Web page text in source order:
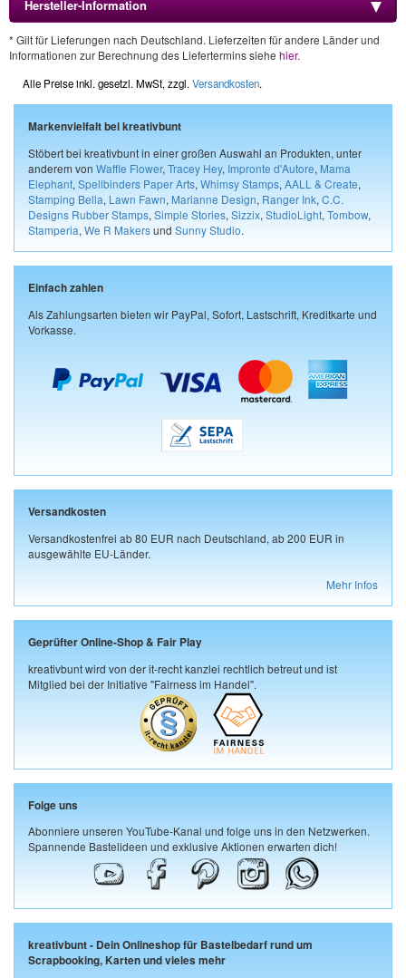
Hersteller-Information
* Gilt für Lieferungen nach Deutschland. Lieferzeiten für andere Länder und
Informationen zur Berechnung des Liefertermins siehe hier.
Alle Preise inkl. gesetzl. MwSt, zzgl. Versandkosten.
Markenvielfalt bei kreativbunt
Stöbert bei kreativbunt in einer großen Auswahl an Produkten, unter
anderem von Waffle Flower, Tracey Hey, Impronte d'Autore, Mama
Elephant, Spellbinders Paper Arts, Whimsy Stamps, AALL & Create,
Stamping Bella, Lawn Fawn, Marianne Design, Ranger Ink, C.C.
Designs Rubber Stamps, Simple Stories, Sizzix, StudioLight, Tombow,
Stamperia, We R Makersund Sunny Studio.
Einfach zahlen
Als Zahlungsarten bieten wir PayPal, Sofort, Lastschrift, Kreditkarte und
Vorkasse.
Versandkosten
Versandkostenfrei ab 80 EUR nach Deutschland, ab 200 EUR in
ausgewählte EU-Länder.
Mehr Infos
Geprüfter Online-Shop & Fair Play
kreativbunt wird von der it-recht kanzlei rechtlich betreut und ist
Mitglied bei der Initiative "Fairness im Handel".
Folge uns
Abonniere unseren YouTube-Kanal und folge uns in den Netzwerken.
Spannende Bastelideen und exklusive Aktionen erwarten dich!
kreativbunt - Dein Onlineshop für Bastelbedarf rund um
Scrapbooking, Karten und vieles mehr